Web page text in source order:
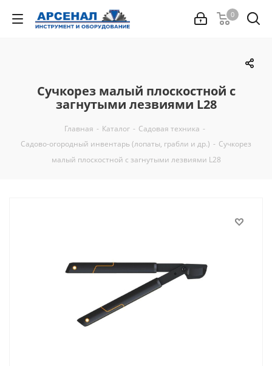
0
Сучкорез малый плоскостной с
загнутыми лезвиями L28
Главная - Каталог - Садовая техника -
Садово-огородный инвентарь (лопаты, грабли и др.) - Сучкорез
малый плоскостной с загнутыми лезвиями L28